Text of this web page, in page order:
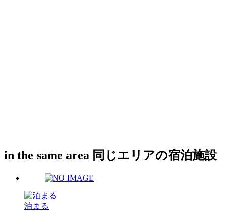
in the same area 同じエリアの宿泊施設
泊まる